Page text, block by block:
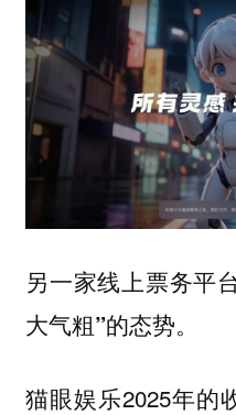
另一家线上票务平
大气粗”的态势。
猫眼娱乐2025年的